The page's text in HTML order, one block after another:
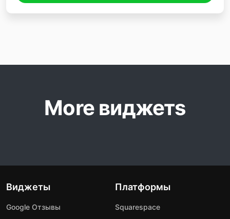
More виджетs
Виджеты
Google Отзывы
Платформы
Squarespace